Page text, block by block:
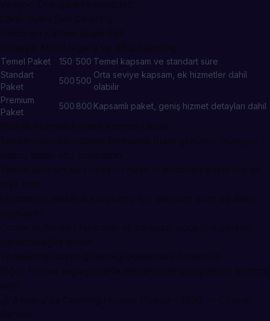
veriyor. Öne çıkan sanatçılar:
Canlı Sushi Şefi Catering
Restoran Kalitesi Sushi Seti
Hüseyin Mobil Izgara ve BBQ Catering
Temel Paket 150 500 Temel kapsam ve standart süre
Standart
Paket
500 500
Orta seviye kapsam, ek hizmetler dahil
olabilir
Premium
Paket
500 800 Kapsamlı paket, geniş hizmet detayları dahil
Etkinlik Hizmeti Alırken Kontrol Listesi
Teslim edilecek çıktının formatını (ham görüntü, kurgulu
video, baskı vb.) netleştirin
Teslim süresini ve revizyon hakkını önceden yazılı olarak
teyit edin
Ekipmanın mekâna kurulumu için gereken süre ve alanı
planlayın
Drone kullanılan hizmetlerde bölgesel uçuş izni gerekip
gerekmediğini sorun
Yedekleme/dosya güvenliği politikasını netleştirin
Diğer hizmet sağlayıcılarla zamanlama çakışmasını kontrol
edin
💰
Ankara'da Catering Hizmeti Fiyatları 2026 — Güncel
Rehber